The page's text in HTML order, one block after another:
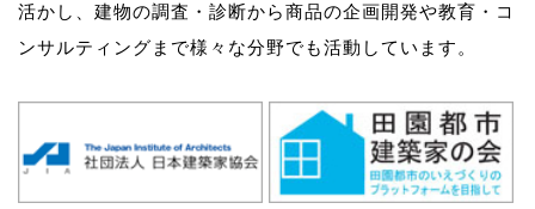
活かし、 建物の調査・診断から商品の企画開発や教育・コ
ンサルティングまで様々な分野でも活動しています。